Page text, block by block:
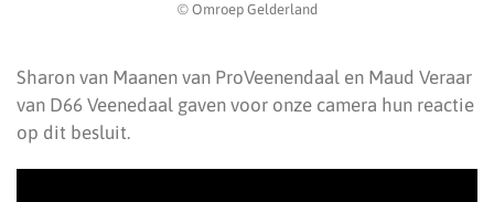
© Omroep Gelderland
Sharon van Maanen van ProVeenendaal en Maud Veraar
van D66 Veenedaal gaven voor onze camera hun reactie
op dit besluit.